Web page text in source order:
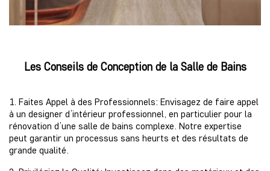
Les Conseils de Conception de la Salle de Bains
1. Faites Appel à des Professionnels: Envisagez de faire appel
à un designer d’intérieur professionnel, en particulier pour la
rénovation d’une salle de bains complexe. Notre expertise
peut garantir un processus sans heurts et des résultats de
grande qualité.